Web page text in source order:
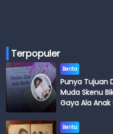
Terpopuler
Berita
Punya Tujuan
Muda Skenu
Gaya Ala Anak
Berita